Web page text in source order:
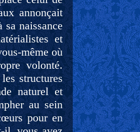
annonçait
naissance
et
même où
volonté.
structures
naturel et
au sein
pour en